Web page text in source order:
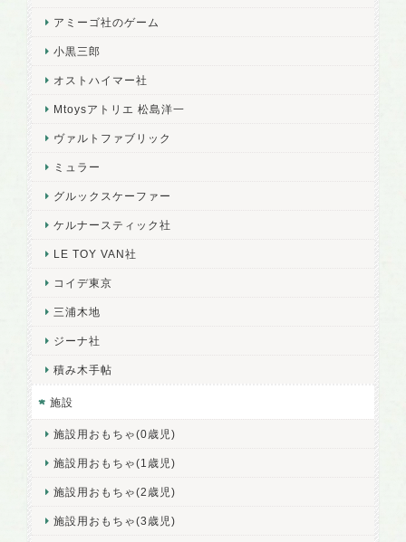
アミーゴ社のゲーム
小黒三郎
オストハイマー社
Mtoysアトリエ 松島洋一
ヴァルトファブリック
ミュラー
グルックスケーファー
ケルナースティック社
LE TOY VAN社
コイデ東京
三浦木地
ジーナ社
積み木手帖
施設
施設用おもちゃ(0歳児)
施設用おもちゃ(1歳児)
施設用おもちゃ(2歳児)
施設用おもちゃ(3歳児)